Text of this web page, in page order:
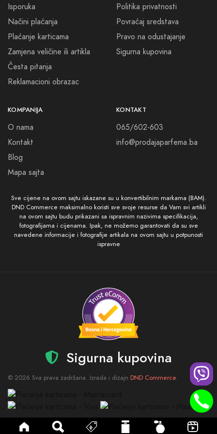
Isporuka
Načini plaćanja
Plaćanje karticama
Zamjena veličine ili artikla
Česta pitanja
Reklamacioni obrazac
Politika privatnosti
Povraćaj sredstava
Pravo na odustajanje
Sigurna kupovina
KOMPANIJA
O nama
Kontakt
Blog
Mapa sajta
KONTAKT
065/602-603
info@prodajaparfema.ba
Sve cijene na ovom sajtu iskazane su u konvertibilnim markama (BAM).
DND Commerce maksimalno koristi sve svoje resurse da Vam svi artikli
na ovom sajtu budu prikazani sa ispravnim nazivima specifikacija,
fotografijama i cijenama. Ipak, ne možemo garantovati da su sve
navedene informacije i fotografije artikala na ovom sajtu u potpunosti
ispravne
Sigurna kupovina
© 2026 Sva prava zadržana. Izrada i dizajn DND Commerce.